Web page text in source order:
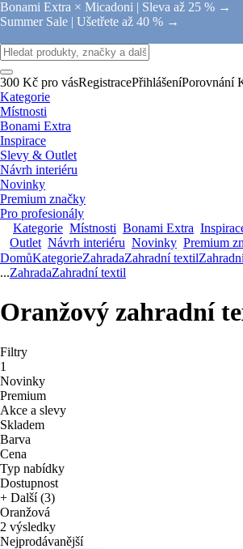
Bonami Extra × Micadoni | Sleva až 25 % →
Summer Sale | Ušetřete až 40 % →
300 Kč pro vásRegistracePřihlášeníPorovnání
Kategorie
Místnosti
Bonami Extra
Inspirace
Slevy & Outlet
Návrh interiéru
Novinky
Premium značky
Pro profesionály
Kategorie Místnosti Bonami Extra
Outlet Návrh interiéru Novinky Premium
DomůKategorieZahradaZahradní textil
...ZahradaZahradní textil
Oranžový zahradní
Filtry
1
Novinky
Premium
Akce a slevy
Skladem
Barva
Cena
Typ nabídky
Dostupnost
+ Další (3)
Oranžová
2 výsledky
Nejprodávanější